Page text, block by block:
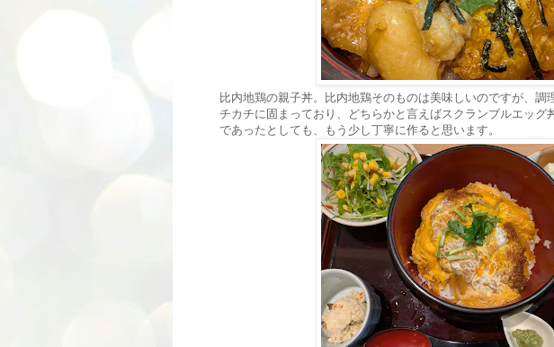
比内地鶏の親子丼。比内地鶏そのものは美味しいのですが、調
チカチに固まっており、どちらかと言えばスクランブルエッグ
であったとしても、もう少し丁寧に作ると思います。